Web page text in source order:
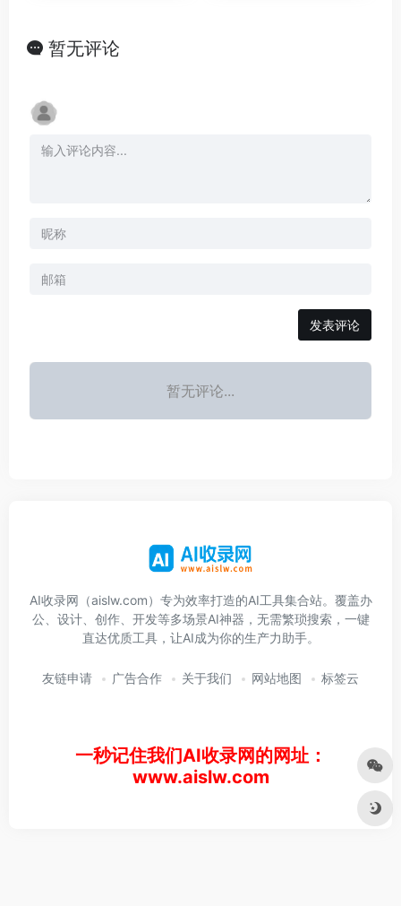
暂无评论
发表评论
暂无评论...
AI收录网（aislw.com）专为效率打造的AI工具集合站。覆盖办
公、设计、创作、开发等多场景AI神器，无需繁琐搜索，一键
直达优质工具，让AI成为你的生产力助手。
友链申请 广告合作 关于我们 网站地图 标签云
一秒记住我们AI收录网的网址：
www.aislw.com